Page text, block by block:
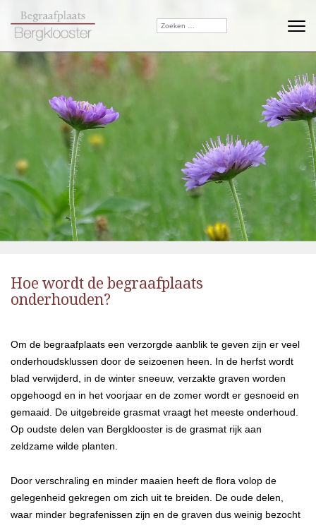
Hoe wordt de begraafplaats
onderhouden?
Om de begraafplaats een verzorgde aanblik te geven zijn er veel
onderhoudsklussen door de seizoenen heen. In de herfst wordt
blad verwijderd, in de winter sneeuw, verzakte graven worden
opgehoogd en in het voorjaar en de zomer wordt er gesnoeid en
gemaaid. De uitgebreide grasmat vraagt het meeste onderhoud.
Op oudste delen van Bergklooster is de grasmat rijk aan
zeldzame wilde planten.
Door verschraling en minder maaien heeft de flora volop de
gelegenheid gekregen om zich uit te breiden. De oude delen,
waar minder begrafenissen zijn en de graven dus weinig bezocht